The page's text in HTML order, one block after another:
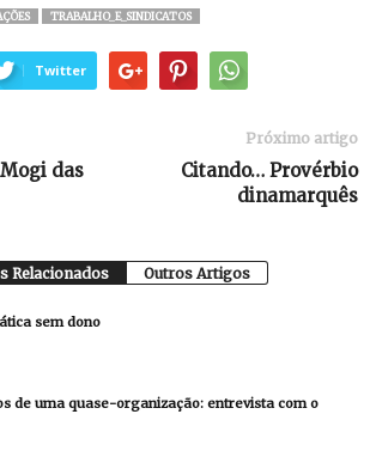
TRABALHO_E_SINDICATOS
Twitter
Mogi das
Próximo artigo
Citando… Provérbio
dinamarquês
Relacionados Outros Artigos
sem dono
de uma quase-organização: entrevista com o